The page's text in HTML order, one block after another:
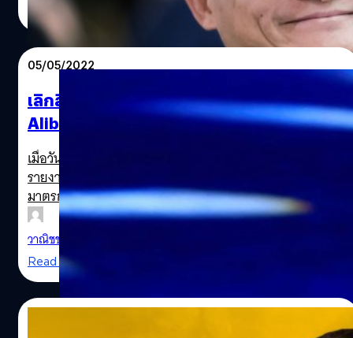
Read More
05/05/2022
เลิกลือ! จีนยืนยัน Jack Ma ไม่ได้ถูกจับ หลังหุ้น
Alibaba ร่วงกว่า 800,000 ล้านบาท
เมื่อวันที่ 25 เมษายน 2565 สถานีโทรทัศน์ CCTV ของจีน
รายงานว่าหน่วยงานความมั่นคงของมณฑลหางโจได้ใช้
มาตรการบังคับคดีอาญากับชายคนหนึ่งที่มีนามสกุลว่า “หม่า”
(Ma) เนื่องจากสงสัยว่าชายผู้นี้ “สมรู้ร่วมคิด” กับกองกำลังต่อ
ต้านจีน อันเป็นภัยต่อความมั่นคงของชาติ
วาณิชชา สายเสมา
Read More